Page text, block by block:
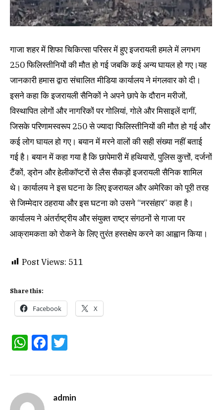
गाजा शहर में शिफा चिकित्सा परिसर में हुए इजरायली हमले में लगभग
250 फिलिस्तीनियों की मौत हो गई जबकि कई अन्य घायल हो गए।यह
जानकारी हमास द्वारा संचालित मीडिया कार्यालय ने मंगलवार को दी।
इसने कहा कि इजरायली सैनिकों ने अपने छापे के दौरान मरीजों,
विस्थापित लोगों और नागरिकों पर गोलियां, गोले और मिसाइलें दागीं,
जिसके परिणामस्वरूप 250 से ज्यादा फिलिस्तीनियों की मौत हो गई और
कई लोग घायल हो गए। बयान में मरने वालों की सही संख्या नहीं बताई
गई है। बयान में कहा गया है कि छापेमारी में हथियारों, पुलिस कुत्तों, दर्जनों
टैंकों, ड्रोन और हेलीकॉप्टरों से लैस सैकड़ों इजरायली सैनिक शामिल
थे। कार्यालय ने इस घटना के लिए इजरायल और अमेरिका को पूरी तरह
से जिम्मेदार ठहराया और इस घटना को उसने “नरसंहार” कहा है।
कार्यालय ने अंतर्राष्ट्रीय और संयुक्त राष्ट्र संगठनों से गाजा पर
आक्रामकता को रोकने के लिए तुरंत हस्तक्षेप करने का आह्वान किया।
Post Views: 511
Share this:
Facebook X
WhatsApp
Facebook
admin